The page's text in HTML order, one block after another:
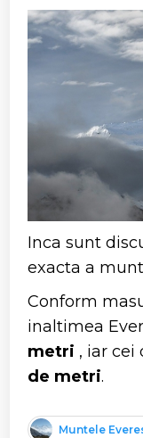
Inca sunt
exacta a
Conform
inaltimea
metri , iar cei
de metri.
Muntele